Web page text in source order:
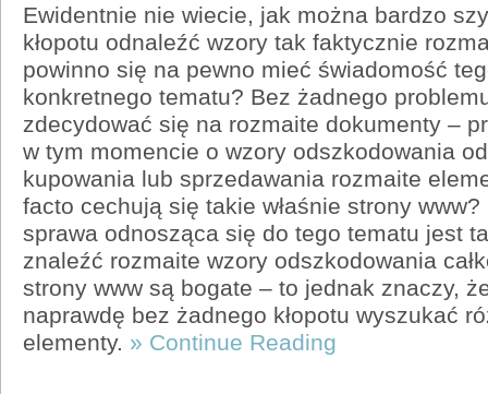
Ewidentnie nie wiecie, jak można bardzo
kłopotu odnaleźć wzory tak faktycznie
powinno się na pewno mieć świadomość
konkretnego tematu? Bez żadnego
zdecydować się na rozmaite dokumenty –
w tym momencie o wzory odszkodowania
kupowania lub sprzedawania rozmaite
facto cechują się takie właśnie strony
sprawa odnosząca się do tego tematu jest
znaleźć rozmaite wzory odszkodowania
strony www są bogate – to jednak znaczy,
naprawdę bez żadnego kłopotu wyszukać
elementy. » Continue Reading